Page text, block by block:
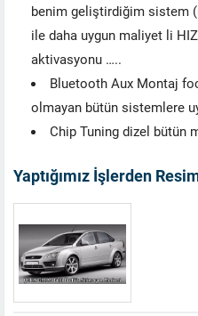
benim geliştirdiğim sistem
ile daha uygun maliyet li
aktivasyonu …..
Bluetooth Aux Montaj
olmayan bütün sistemlere
Chip Tuning dizel bütün
Yaptığımız İşlerden